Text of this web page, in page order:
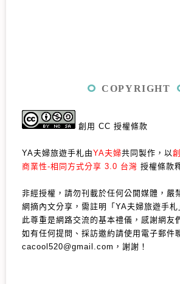
COPYRIGHT
創用 CC 授權條款
YA夫婦旅遊手札由YA夫婦共同製作，以
商業性-相同方式分享 3.0 台灣 授權條款
非經授權，請勿刊載於任何公開媒體，嚴
網摘內文分享，需註明「YA夫婦旅遊手
此尊重是網路交流的基本禮儀，感謝網友
如有任何提問、採訪邀約請使用電子郵件
cacool520@gmail.com，謝謝！